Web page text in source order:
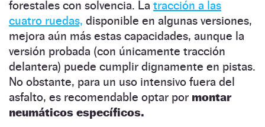
forestales con solvencia. La tracción a las
cuatro ruedas, disponible en algunas versiones,
mejora aún más estas capacidades, aunque la
versión probada (con únicamente tracción
delantera) puede cumplir dignamente en pistas.
No obstante, para un uso intensivo fuera del
asfalto, es recomendable optar por montar
neumáticos específicos.